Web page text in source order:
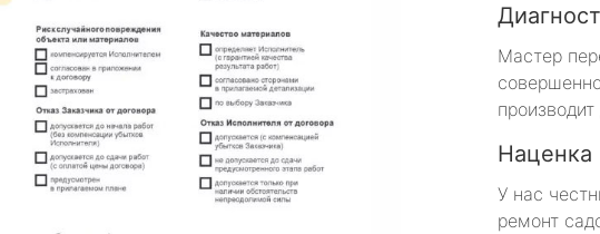
Мастер
производит
Наценка
У нас
ремонт